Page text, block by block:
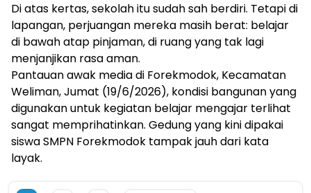
Di atas kertas, sekolah itu sudah sah berdiri. Tetapi di
lapangan, perjuangan mereka masih berat: belajar
di bawah atap pinjaman, di ruang yang tak lagi
menjanjikan rasa aman.
Pantauan awak media di Forekmodok, Kecamatan
Weliman, Jumat (19/6/2026), kondisi bangunan yang
digunakan untuk kegiatan belajar mengajar terlihat
sangat memprihatinkan. Gedung yang kini dipakai
siswa SMPN Forekmodok tampak jauh dari kata
layak.